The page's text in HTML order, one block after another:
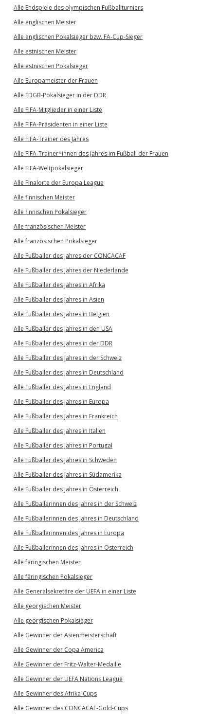
Alle Endspiele des olympischen Fußballturniers
Alle englischen Meister
Alle englischen Pokalsieger bzw. FA-Cup-Sieger
Alle estnischen Meister
Alle estnischen Pokalsieger
Alle Europameister der Frauen
Alle FDGB-Pokalsieger in der DDR
Alle FIFA-Mitglieder in einer Liste
Alle FIFA-Präsidenten in einer Liste
Alle FIFA-Trainer des Jahres
Alle FIFA-Trainer*innen des Jahres im Fußball der Frauen
Alle FIFA-Weltpokalsieger
Alle Finalorte der Europa League
Alle finnischen Meister
Alle finnischen Pokalsieger
Alle französischen Meister
Alle französischen Pokalsieger
Alle Fußballer des Jahres der CONCACAF
Alle Fußballer des Jahres der Niederlande
Alle Fußballer des Jahres in Afrika
Alle Fußballer des Jahres in Asien
Alle Fußballer des Jahres in Belgien
Alle Fußballer des Jahres in den USA
Alle Fußballer des Jahres in der DDR
Alle Fußballer des Jahres in der Schweiz
Alle Fußballer des Jahres in Deutschland
Alle Fußballer des Jahres in England
Alle Fußballer des Jahres in Europa
Alle Fußballer des Jahres in Frankreich
Alle Fußballer des Jahres in Italien
Alle Fußballer des Jahres in Portugal
Alle Fußballer des Jahres in Schweden
Alle Fußballer des Jahres in Südamerika
Alle Fußballer des Jahres in Österreich
Alle Fußballerinnen des Jahres in der Schweiz
Alle Fußballerinnen des Jahres in Deutschland
Alle Fußballerinnen des Jahres in Europa
Alle Fußballerinnen des Jahres in Österreich
Alle färingischen Meister
Alle färingischen Pokalsieger
Alle Generalsekretäre der UEFA in einer Liste
Alle georgischen Meister
Alle georgischen Pokalsieger
Alle Gewinner der Asienmeisterschaft
Alle Gewinner der Copa America
Alle Gewinner der Fritz-Walter-Medaille
Alle Gewinner der UEFA Nations League
Alle Gewinner des Afrika-Cups
Alle Gewinner des CONCACAF-Gold-Cups